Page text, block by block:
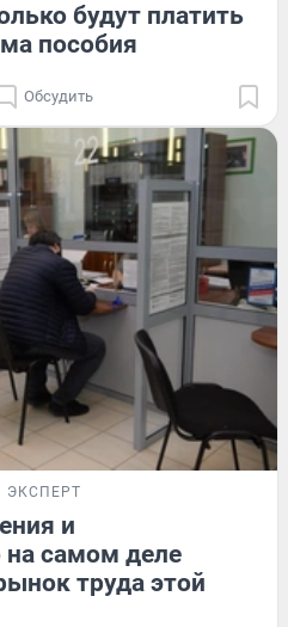
будут платить
пособия
Обсудить
ЭКСПЕРТ
и
самом деле
труда этой